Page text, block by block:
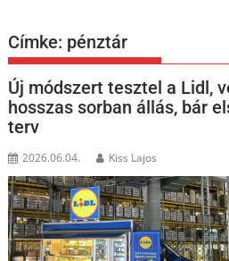
Címke: pénztár
Új módszert tesztel a Lidl,
hosszas sorban állás, bár
terv
2026.06.04. Kiss Lajos